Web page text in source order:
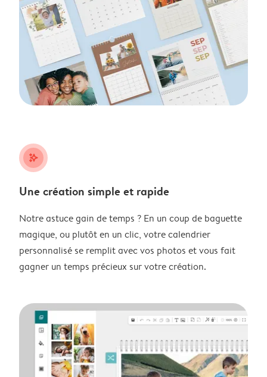
stars_plus
Une création simple et rapide
Notre astuce gain de temps ? En un coup de baguette
magique, ou plutôt en un clic, votre calendrier
personnalisé se remplit avec vos photos et vous fait
gagner un temps précieux sur votre création.